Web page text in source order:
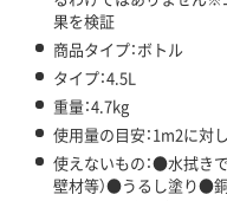
果を検証
商品タイプ：ボトル
タイプ：4.5L
重量：4.7kg
使用量の目安：1m2に対
使えないもの：●水拭き
壁材等）●うるし塗り●